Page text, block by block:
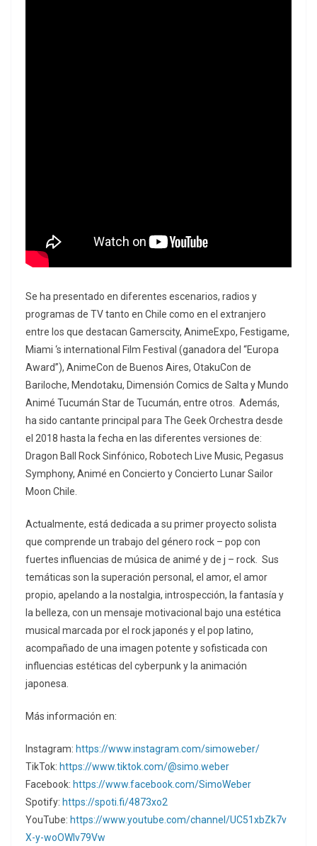
Se ha presentado en diferentes escenarios, radios y
programas de TV tanto en Chile como en el extranjero
entre los que destacan Gamerscity, AnimeExpo, Festigame,
Miami ‘s international Film Festival (ganadora del “Europa
Award”), AnimeCon de Buenos Aires, OtakuCon de
Bariloche, Mendotaku, Dimensión Comics de Salta y Mundo
Animé Tucumán Star de Tucumán, entre otros. Además,
ha sido cantante principal para The Geek Orchestra desde
el 2018 hasta la fecha en las diferentes versiones de:
Dragon Ball Rock Sinfónico, Robotech Live Music, Pegasus
Symphony, Animé en Concierto y Concierto Lunar Sailor
Moon Chile.
Actualmente, está dedicada a su primer proyecto solista
que comprende un trabajo del género rock – pop con
fuertes influencias de música de animé y de j – rock. Sus
temáticas son la superación personal, el amor, el amor
propio, apelando a la nostalgia, introspección, la fantasía y
la belleza, con un mensaje motivacional bajo una estética
musical marcada por el rock japonés y el pop latino,
acompañado de una imagen potente y sofisticada con
influencias estéticas del cyberpunk y la animación
japonesa.
Más información en:
Instagram: https://www.instagram.com/simoweber/
TikTok: https://www.tiktok.com/@simo.weber
Facebook: https://www.facebook.com/SimoWeber
Spotify: https://spoti.fi/4873xo2
YouTube: https://www.youtube.com/channel/UC51xbZk7v
X-y-woOWlv79Vw